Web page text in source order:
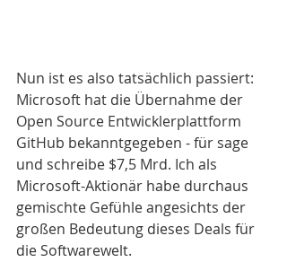
Nun ist es also tatsächlich passiert:
Microsoft hat die Übernahme der
Open Source Entwicklerplattform
GitHub bekanntgegeben - für sage
und schreibe $7,5 Mrd. Ich als
Microsoft-Aktionär habe durchaus
gemischte Gefühle angesichts der
großen Bedeutung dieses Deals für
die Softwarewelt.